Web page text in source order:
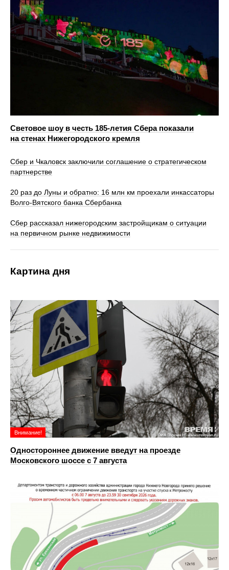
Световое шоу в честь 185-летия Сбера показали
на стенах Нижегородского кремля
Сбер и Чкаловск заключили соглашение о стратегическом
партнерстве
20 раз до Луны и обратно: 16 млн км проехали инкассаторы
Волго-Вятского банка Сбербанка
Сбер рассказал нижегородским застройщикам о ситуации
на первичном рынке недвижимости
Картина дня
Внимание!
Одностороннее движение введут на проезде
Московского шоссе с 7 августа